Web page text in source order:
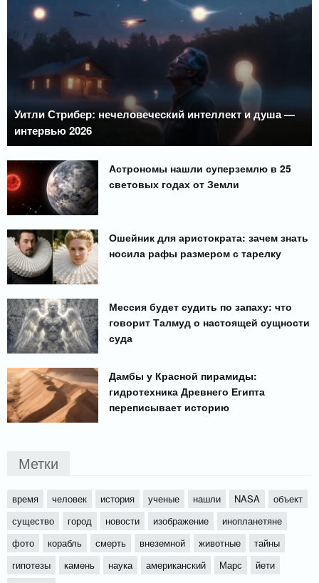
Уитли Стрибер: нечеловеческий интеллект и душа —
интервью 2026
Астрономы нашли суперземлю в 25
световых годах от Земли
Ошейник для аристократа: зачем знать
носила рафы размером с тарелку
Мессия будет судить по запаху: что
говорит Талмуд о настоящей сущности
суда
Дамбы у Красной пирамиды:
гидротехника Древнего Египта
переписывает историю
Метки
время человек история ученые нашли NASA
объект
существо
город новости изображение
инопланетяне
фото
корабль смерть внеземной животные
тайны
гипотезы
камень наука американский Марс
йети